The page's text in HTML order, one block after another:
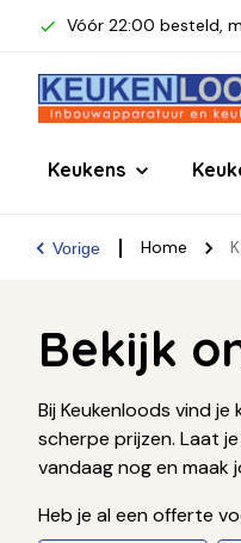
Vóór 22:00 besteld,
Keukens
Vorige Home
Bekijk
Bij Keukenloods vind
scherpe prijzen. Laat
vandaag nog en maak
Heb je al een offerte